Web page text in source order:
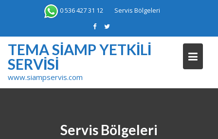
0 536 427 31 12 Servis Bölgeleri
TEMA SIAMP YETKILI
SERVISI
www.siampservis.com
Servis Bölgeleri